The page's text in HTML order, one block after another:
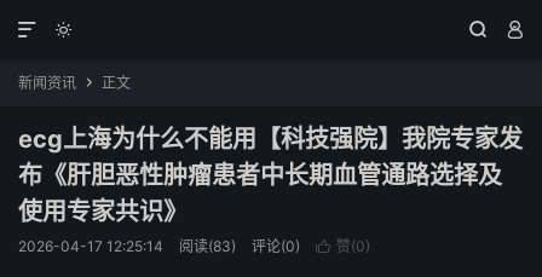
  

新闻资讯  正文
ecg上海为什么不能用【科技强院】我院专家发
布《肝胆恶性肿瘤患者中长期血管通路选择及
使用专家共识》
2026-04-17 12:25:14 阅读(83) 评论(0)  赞(0)